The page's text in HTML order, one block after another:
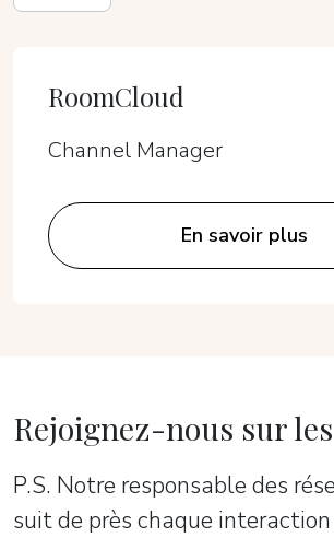
RoomCloud
Channel Manager
En savoir plus
Rejoignez-nous sur
P.S. Notre responsable des
suit de près chaque